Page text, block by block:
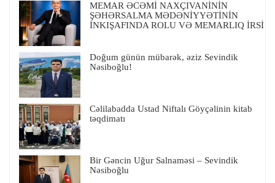
MEMAR ƏCƏMİ NAXÇIVANİNİN
ŞƏHƏRSALMA MƏDƏNİYYƏTİNİN
İNKIŞAFINDA ROLU VƏ MEMARLIQ İRSİ
Doğum günün mübarək, əziz Sevindik
Nəsiboğlu!
Cəlilabadda Ustad Niftalı Göyçəlinin kitab
təqdimatı
Bir Gəncin Uğur Salnaməsi – Sevindik
Nəsiboğlu